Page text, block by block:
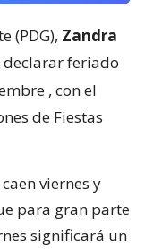
(PDG), Zandra
declarar feriado
, con el
de Fiestas
viernes y
para gran parte
significará un